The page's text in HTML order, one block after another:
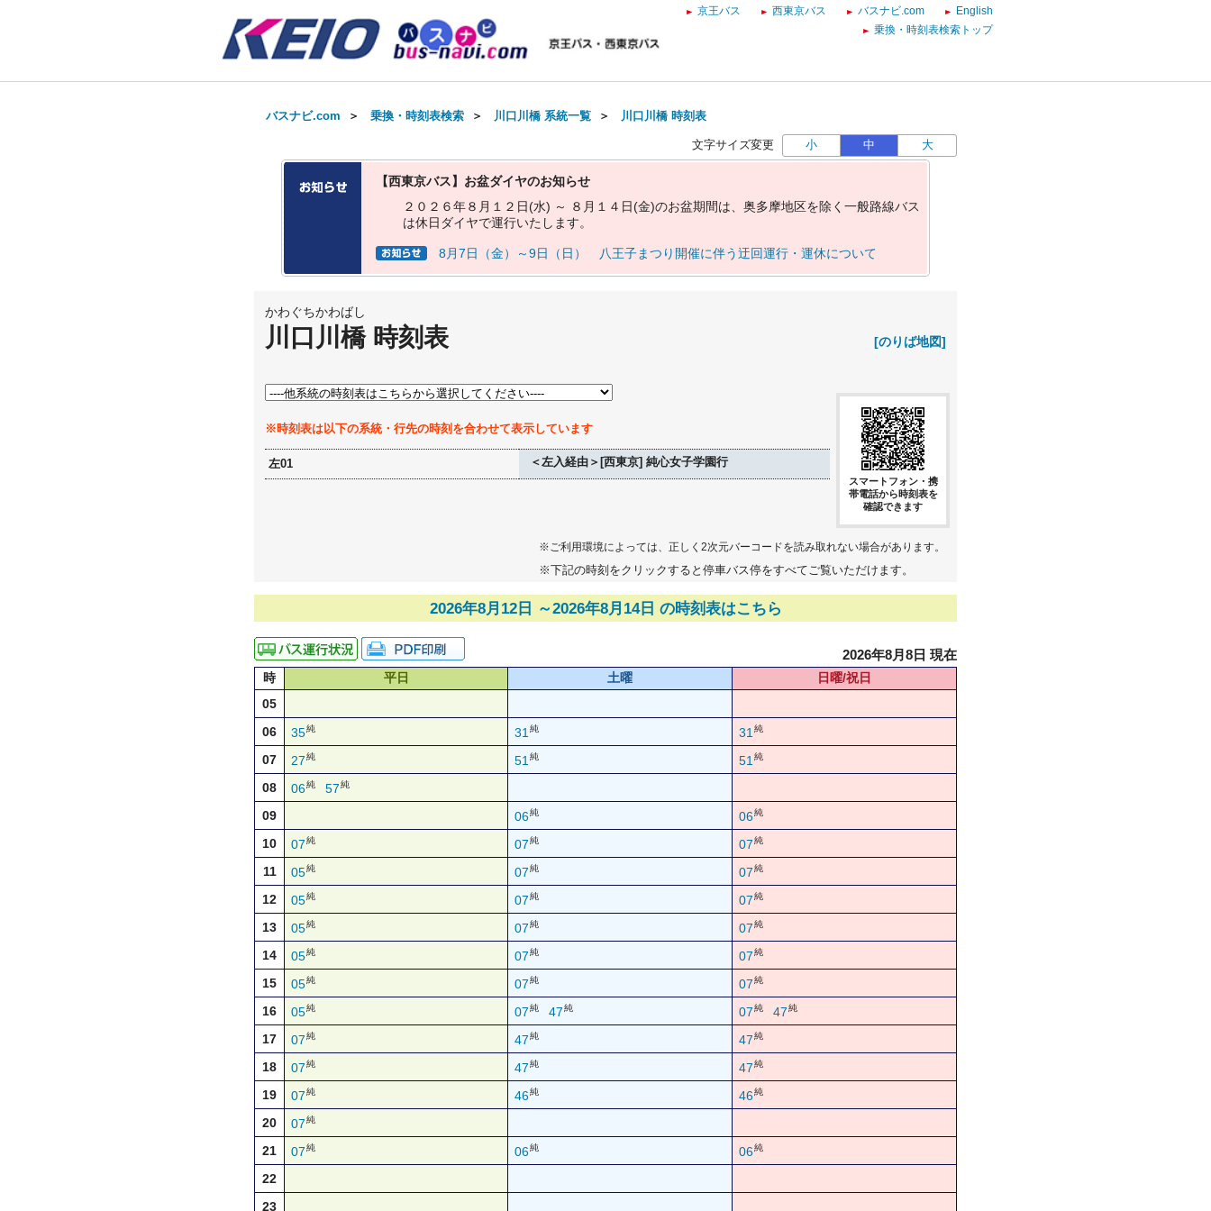
京王バス 西東京バス バスナビ.com
English
乗換・時刻表検索トップ
バスナビ.com ＞ 乗換・時刻表検索 ＞ 川口川橋 系統一覧 ＞ 川口川橋 時刻表
文字サイズ変更 小 中 大
【西東京バス】お盆ダイヤのお知らせ
２ ０ ２ ６年８ 月 １ ２ 日(水) ～ ８ 月 １ ４ 日(金)のお盆期間は 奥多摩地区を除 く 一般路線バス
は休日 ダイヤで運行いた し ます。
8月7日（金）～9日（日） 八王子まつり開催に伴う迂回運行・運休について
かわぐちかわばし
川口川橋 時刻表 [のりば地図]
※時刻表は以下の系統・行先の時刻を合わせて表示しています
左01 ＜左入経由＞[西東京] 純心女子学園行
スマートフォン・携
帯電話から時刻表を
確認できます
※ご利用環境によっては、正しく2次元バーコードを読み取れない場合があります。
※下記の時刻をクリックすると停車バス停をすべてご覧いただけます。
2026年8月12日 ～2026年8月14日 の時刻表はこちら
2026年8月8日 現在
時 平日 土曜
日曜/祝日
05
06
35純 31 純 31 純
07 27純 51 純 51 純
08 06純 57純
09 06純 06純
10 07純 07純 07純
11 05純 07純 07純
12 05純 07純 07純
13 05純 07純 07純
14 05純 07純 07純
15 05純 07純 07純
16 05純 07純 47純 07純 47純
17 07純 47純 47純
18 07純 47純 47純
19 07純 46純 46純
20 07純
21 07純 06純 06純
22
23